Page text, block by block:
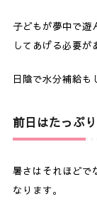
子どもが夢中で遊
してあげる必要が
日陰で水分補給も
前日はたっぷ
暑さはそれほどで
なります。